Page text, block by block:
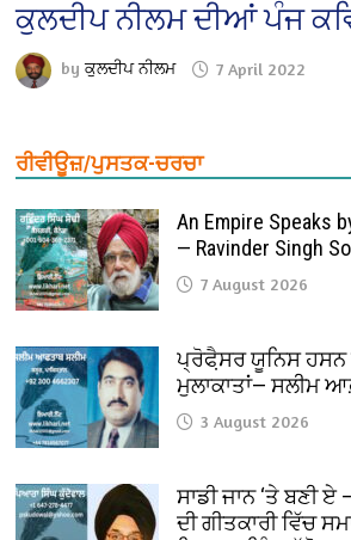
ਕੁਲਦੀਪ ਨੀਲਮ ਦੀਆਂ ਪੰਜ
byਕੁਲਦੀਪ ਨੀਲਮ 7 April 2022
ਰੀਵੀਊਜ਼/ਪੁਸਤਕ-ਚਰਚਾ
An Empire Speaks
— Ravinder Singh
7 August 2026
ਪ੍ਰੋਫੈ਼ਸਰ ਯੂਨਿਸ
ਮੁਲਾਕਾਤਾਂ— ਸਲੀਮ
3 August 2026
ਸਾਡੀ ਜਾਨ ‘ਤੇ ਬਣੀ
ਦੀ ਗੀਤਕਾਰੀ ਵਿੱਚ